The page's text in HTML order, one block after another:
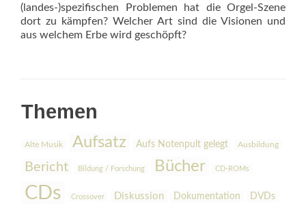
(landes-)spezifischen Problemen hat die Orgel-Szene
dort zu kämpfen? Welcher Art sind die Visionen und
aus welchem Erbe wird geschöpft?
Themen
Alte Musik Aufsatz Aufs Notenpult gelegt Ausbildung
Bericht Bildung / Forschung Bücher CD-ROMs
CDs Crossover Diskussion Dokumentation DVDs